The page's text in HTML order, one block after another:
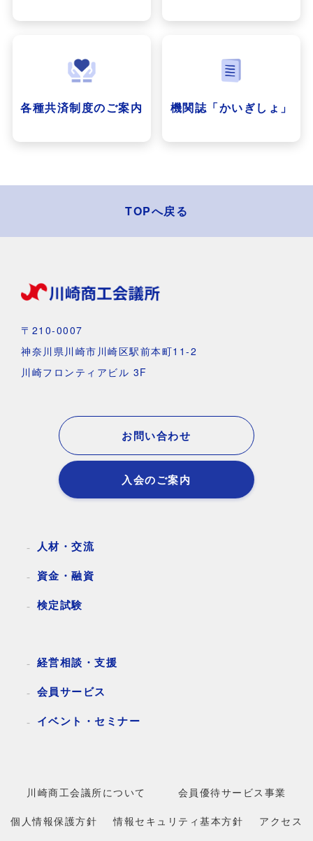
各種共済制度のご案内 機関誌「かいぎしょ」
TOPへ戻る
〒210-0007
神奈川県川崎市川崎区駅前本町11-2
川崎フロンティアビル 3F
お問い合わせ
入会のご案内
人材・交流
資金・融資
検定試験
経営相談・支援
会員サービス
イベント・セミナー
川崎商工会議所について 会員優待サービス事業
個人情報保護方針 情報セキュリティ基本方針 アクセス